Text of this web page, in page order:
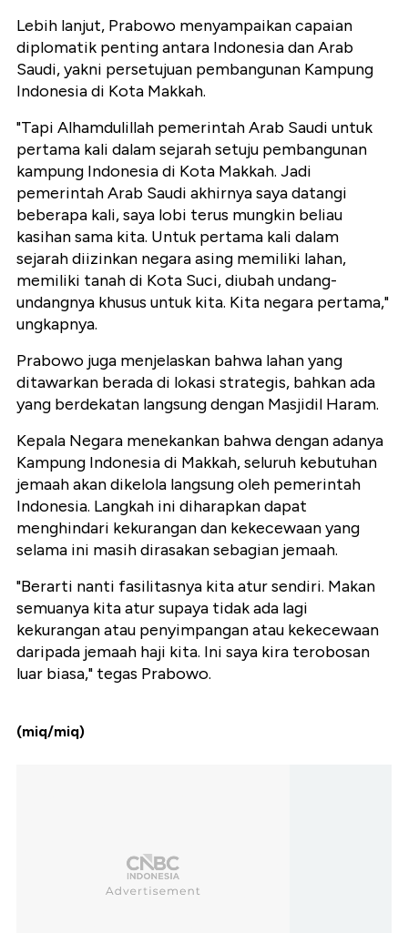
Lebih lanjut, Prabowo menyampaikan capaian
diplomatik penting antara Indonesia dan Arab
Saudi, yakni persetujuan pembangunan Kampung
Indonesia di Kota Makkah.
"Tapi Alhamdulillah pemerintah Arab Saudi untuk
pertama kali dalam sejarah setuju pembangunan
kampung Indonesia di Kota Makkah. Jadi
pemerintah Arab Saudi akhirnya saya datangi
beberapa kali, saya lobi terus mungkin beliau
kasihan sama kita. Untuk pertama kali dalam
sejarah diizinkan negara asing memiliki lahan,
memiliki tanah di Kota Suci, diubah undang-
undangnya khusus untuk kita. Kita negara pertama,"
ungkapnya.
Prabowo juga menjelaskan bahwa lahan yang
ditawarkan berada di lokasi strategis, bahkan ada
yang berdekatan langsung dengan Masjidil Haram.
Kepala Negara menekankan bahwa dengan adanya
Kampung Indonesia di Makkah, seluruh kebutuhan
jemaah akan dikelola langsung oleh pemerintah
Indonesia. Langkah ini diharapkan dapat
menghindari kekurangan dan kekecewaan yang
selama ini masih dirasakan sebagian jemaah.
"Berarti nanti fasilitasnya kita atur sendiri. Makan
semuanya kita atur supaya tidak ada lagi
kekurangan atau penyimpangan atau kekecewaan
daripada jemaah haji kita. Ini saya kira terobosan
luar biasa," tegas Prabowo.
(miq/miq)